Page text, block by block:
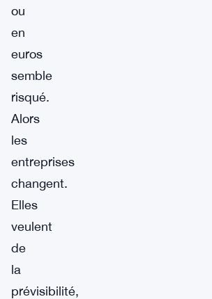
ou
en
euros
semble
risqué.
Alors
les
entreprises
changent.
Elles
veulent
de
la
prévisibilité,